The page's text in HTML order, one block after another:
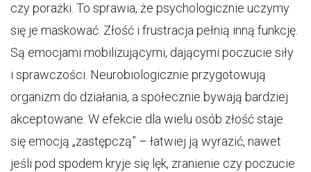
czy porażki. To sprawia, że psychologicznie uczymy
się je maskować. Złość i frustracja pełnią inną funkcję.
Są emocjami mobilizującymi, dającymi poczucie siły
i sprawczości. Neurobiologicznie przygotowują
organizm do działania, a społecznie bywają bardziej
akceptowane. W efekcie dla wielu osób złość staje
się emocją „zastępczą” – łatwiej ją wyrazić, nawet
jeśli pod spodem kryje się lęk, zranienie czy poczucie